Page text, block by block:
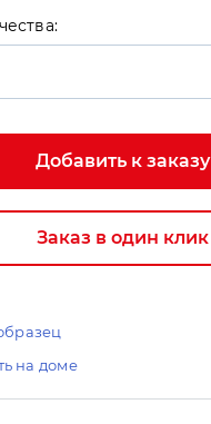
Добавить к заказу
Заказ в один клик
на доме